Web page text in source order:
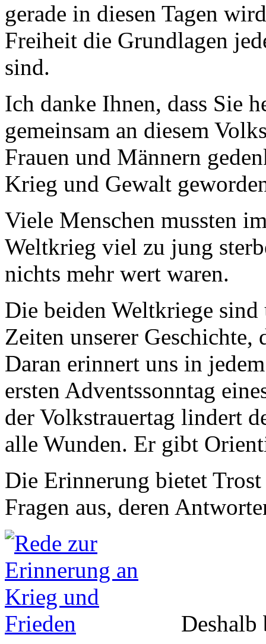
gerade in diesen Tagen
Freiheit die Grundlagen
sind.
Ich danke Ihnen, dass Sie
gemeinsam an diesem
Frauen und Männern
Krieg und Gewalt
Viele Menschen mussten
Weltkrieg viel zu jung
nichts mehr wert waren.
Die beiden Weltkriege
Zeiten unserer
Daran erinnert uns in
ersten Adventssonntag
der Volkstrauertag lindert
alle Wunden. Er gibt
Die Erinnerung bietet
Fragen aus, deren
Deshalb